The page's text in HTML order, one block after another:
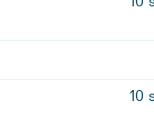
10